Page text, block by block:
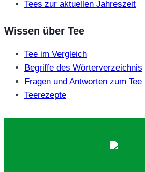
Tees zur aktuellen Jahreszeit
Wissen über Tee
Tee im Vergleich
Begriffe des Wörterverzeichnis
Fragen und Antworten zum Tee
Teerezepte